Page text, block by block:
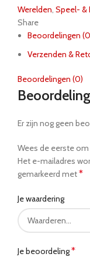
Werelden Speel- &
Share
Beoordelingen
Verzenden &
Beoordelingen (0)
Er zijn nog geen
Wees de eerste om
Het e-mailadres
gemarkeerd met*
Je waardering
Je beoordeling*